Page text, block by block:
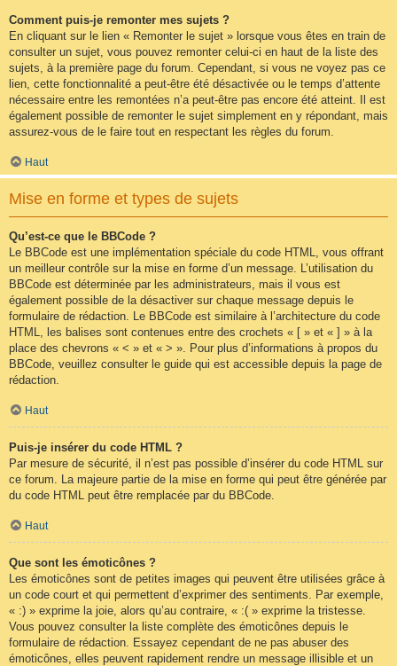
Comment puis-je remonter mes sujets ?
En cliquant sur le lien « Remonter le sujet » lorsque vous êtes en train de
consulter un sujet, vous pouvez remonter celui-ci en haut de la liste des
sujets, à la première page du forum. Cependant, si vous ne voyez pas ce
lien, cette fonctionnalité a peut-être été désactivée ou le temps d’attente
nécessaire entre les remontées n’a peut-être pas encore été atteint. Il est
également possible de remonter le sujet simplement en y répondant, mais
assurez-vous de le faire tout en respectant les règles du forum.
Haut
Mise en forme et types de sujets
Qu’est-ce que le BBCode ?
Le BBCode est une implémentation spéciale du code HTML, vous offrant
un meilleur contrôle sur la mise en forme d’un message. L’utilisation du
BBCode est déterminée par les administrateurs, mais il vous est
également possible de la désactiver sur chaque message depuis le
formulaire de rédaction. Le BBCode est similaire à l’architecture du code
HTML, les balises sont contenues entre des crochets « [ » et « ] » à la
place des chevrons « < » et « > ». Pour plus d’informations à propos du
BBCode, veuillez consulter le guide qui est accessible depuis la page de
rédaction.
Haut
Puis-je insérer du code HTML ?
Par mesure de sécurité, il n’est pas possible d’insérer du code HTML sur
ce forum. La majeure partie de la mise en forme qui peut être générée par
du code HTML peut être remplacée par du BBCode.
Haut
Que sont les émoticônes ?
Les émoticônes sont de petites images qui peuvent être utilisées grâce à
un code court et qui permettent d’exprimer des sentiments. Par exemple,
« :) » exprime la joie, alors qu’au contraire, « :( » exprime la tristesse.
Vous pouvez consulter la liste complète des émoticônes depuis le
formulaire de rédaction. Essayez cependant de ne pas abuser des
émoticônes, elles peuvent rapidement rendre un message illisible et un